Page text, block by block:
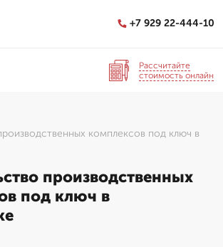
+7 929 22-444-10
Рассчитайте
стоимость онлайн
комплексов под ключ в
производственных
под ключ в